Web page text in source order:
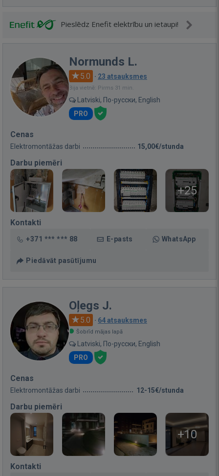
Pieslēdz Enefit elektrību un ietaupi!
Normunds L.
5.0 · 23 atsauksmes
Bija vietnē: Pirms 31 min.
Latviski, По-русски, English
PRO
Cenas
Elektromontāžas darbi 15,00€/stunda
Darbu piemēri
+25
Kontakti
+371 *** *** 88 E-pasts WhatsApp
Piedāvāt pasūtījumu
Oļegs J.
5.0 · 64 atsauksmes
Šobrīd mājas lapā
Latviski, По-русски, English
PRO
Cenas
Elektromontāžas darbi 12-15€/stunda
Darbu piemēri
+10
Kontakti